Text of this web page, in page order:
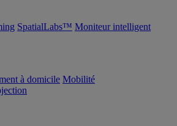
SpatialLabs™ Moniteur intelligent
à domicile Mobilité